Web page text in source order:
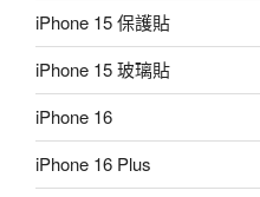
iPhone 15 保護貼
iPhone 15 玻璃貼
iPhone 16
iPhone 16 Plus